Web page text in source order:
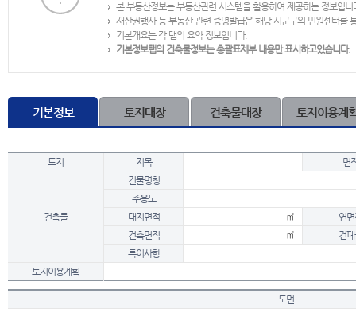
본 부동산정보는 부동산관련 시스템을 활용하여 제공하는 정보입니
재산권행사 등 부동산 관련 증명발급은 해당 시군구의 민원센터를
기본개요는 각 탭의 요약 정보입니다.
기본정보탭의 건축물정보는 총괄표제부 내용만 표시하고있습니다.
기본정보 토지대장 건축물대장 토지이용계
토지 지목 면
건축물
건물명칭
주용도
대지면적
㎡
연
건축면적
㎡
건
특이사항
토지이용계획
도면